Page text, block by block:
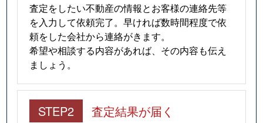
査定をしたい不動産の情報とお客様の連絡先等
を入力して依頼完了。早ければ数時間程度で依
頼をした会社から連絡がきます。
希望や相談する内容があれば、その内容も伝え
ましょう。
STEP2 査定結果が届く